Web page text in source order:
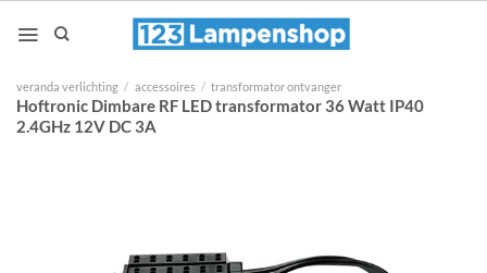
naar
veranda verlichting / accessoires / transformator ontvanger
Hoftronic Dimbare RF LED transformator 36 Watt IP40
2.4GHz 12V DC 3A